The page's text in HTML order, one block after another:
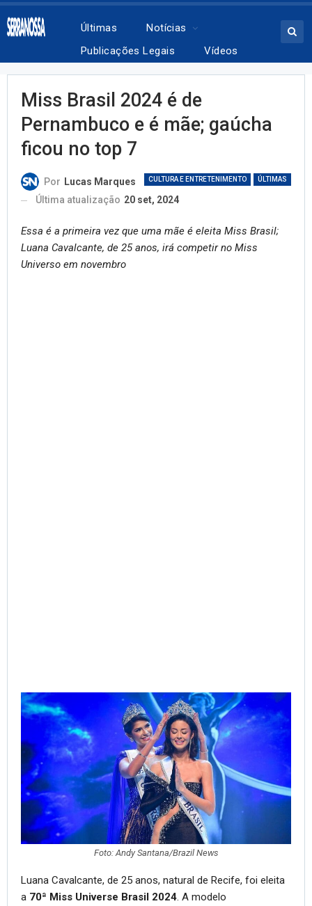
Últimas
Notícias
Publicações Legais
Vídeos
Miss Brasil 2024 é de
Pernambuco e é mãe; gaúcha
ficou no top 7
CULTURA E ENTRETENIMENTO ÚLTIMAS
Por Lucas Marques
Última atualização 20 set, 2024
Essa é a primeira vez que uma mãe é eleita Miss Brasil;
Luana Cavalcante, de 25 anos, irá competir no Miss
Universo em novembro
Foto: Andy Santana/Brazil News
Luana Cavalcante, de 25 anos, natural de Recife, foi eleita
a 70ª Miss Universe Brasil 2024. A modelo